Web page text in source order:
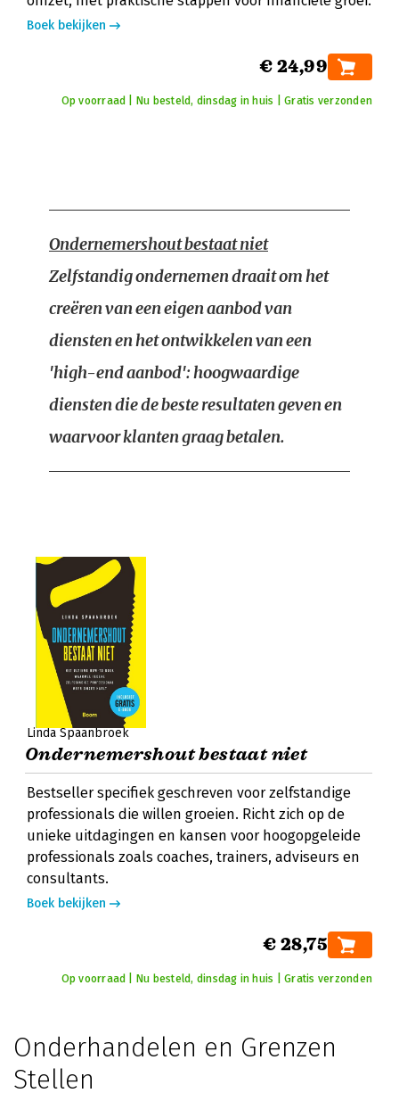
Boek bekijken
€ 24,99
Op voorraad | Nu besteld, dinsdag in huis | Gratis verzonden
Ondernemershout bestaat niet
Zelfstandig ondernemen draait om het
creëren van een eigen aanbod van
diensten en het ontwikkelen van een
'high-end aanbod': hoogwaardige
diensten die de beste resultaten geven en
waarvoor klanten graag betalen.
Linda Spaanbroek
Ondernemershout bestaat niet
Bestseller specifiek geschreven voor zelfstandige
professionals die willen groeien. Richt zich op de
unieke uitdagingen en kansen voor hoogopgeleide
professionals zoals coaches, trainers, adviseurs en
consultants.
Boek bekijken
€ 28,75
Op voorraad | Nu besteld, dinsdag in huis | Gratis verzonden
Onderhandelen en Grenzen
Stellen